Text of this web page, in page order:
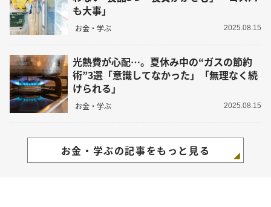
も大事」
お金・学ぶ 2025.08.15
光熱費が心配…。夏休み中の“ガスの節約
術”3選「意識してなかった」「無理なく続
けられる」
お金・学ぶ 2025.08.15
お金・学ぶの記事をもっと見る